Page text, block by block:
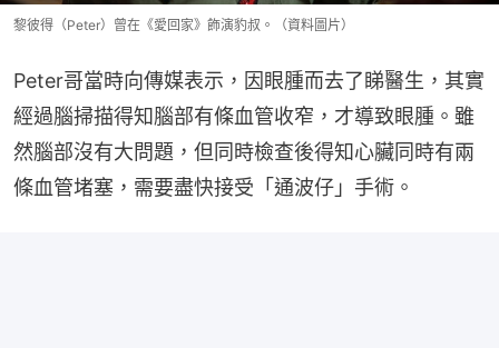
黎彼得（Peter）曾在《愛回家》飾演豹叔。（資料圖片）
Peter哥當時向傳媒表示，因眼腫而去了睇醫生，其實
經過腦掃描得知腦部有條血管收窄，才導致眼腫。雖
然腦部沒有大問題，但同時檢查後得知心臟同時有兩
條血管堵塞，需要盡快接受「通波仔」手術。